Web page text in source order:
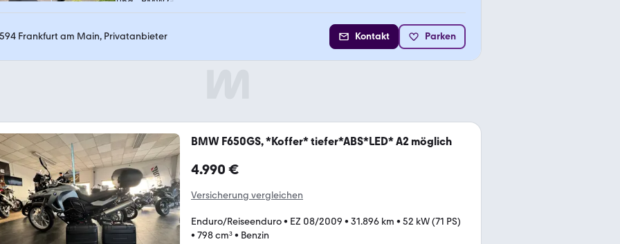
Frankfurt am Main, Privatanbieter Kontakt Parken
BMW F650GS, *Koffer* tiefer*ABS*LED* A2 möglich
4.990 €
Versicherung vergleichen
Enduro/Reiseenduro• EZ 08/2009 • 31.896 km • 52 kW (71 PS)
• 798 cm³• Benzin